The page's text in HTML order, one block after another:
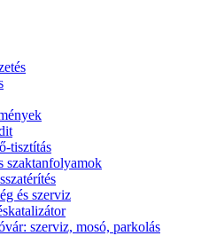
tisztítás
szaktanfolyamok
és szerviz
szerviz, mosó, parkolás